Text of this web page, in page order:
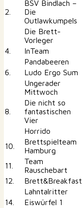
2.
BSV Bindlach –
Die
Outlawkumpels
Die Brett-
Vorleger
4.
InTeam
Pandabeeren
6.
Ludo Ergo Sum
Ungerader
Mittwoch
8.
Die nicht so
fantastischen
Vier
Horrido
10.
Brettspielteam
Hamburg
11.
Team
Rauschebart
12.
Brett&Breakfast
Lahntalritter
14.
Eiswürfel 1